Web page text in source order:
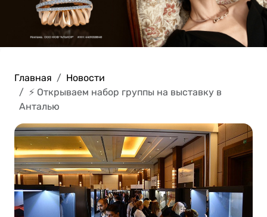
Главная
Новости
⚡ Открываем набор группы на выставку в
Анталью